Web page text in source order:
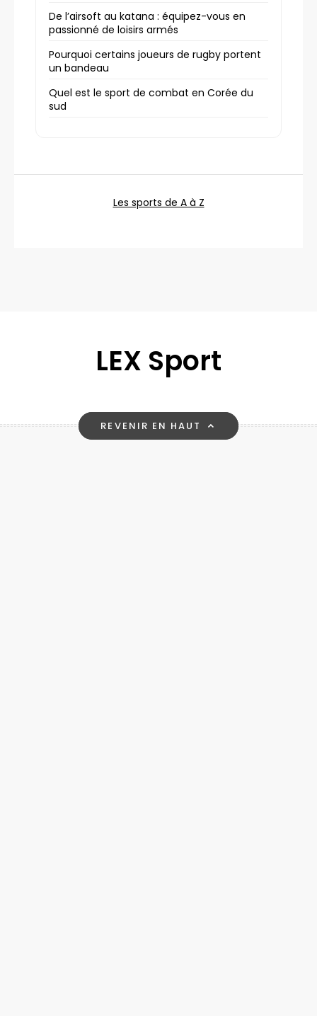
De l’airsoft au katana : équipez-vous en
passionné de loisirs armés
Pourquoi certains joueurs de rugby portent
un bandeau
Quel est le sport de combat en Corée du
sud
Les sports de A à Z
LEX Sport
REVENIR EN HAUT